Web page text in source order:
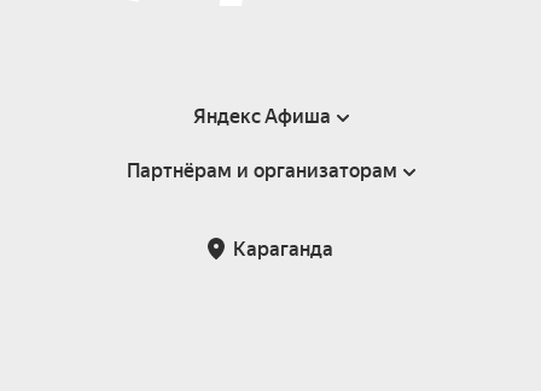
Яндекс Афиша
Справка
Возврат билетов
Партнёрам и организаторам
Караганда